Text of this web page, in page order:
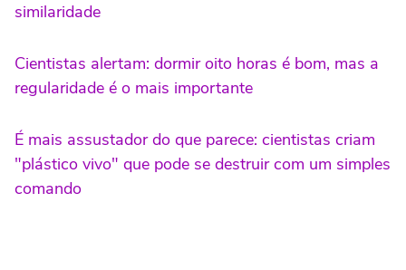
similaridade
Cientistas alertam: dormir oito horas é bom, mas a
regularidade é o mais importante
É mais assustador do que parece: cientistas criam
"plástico vivo" que pode se destruir com um simples
comando